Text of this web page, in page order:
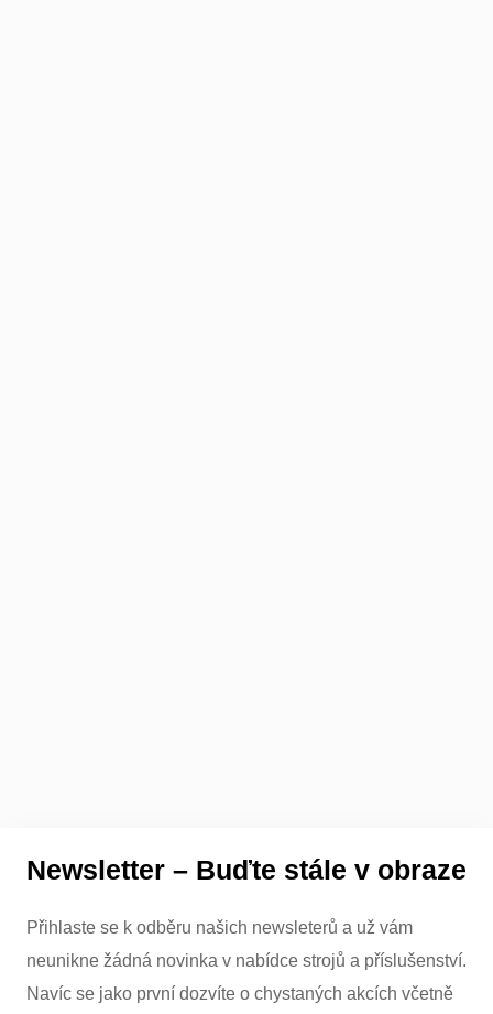
Newsletter – Buďte stále v obraze
Přihlaste se k odběru našich newsleterů a už vám
neunikne žádná novinka v nabídce strojů a příslušenství.
Navíc se jako první dozvíte o chystaných akcích včetně